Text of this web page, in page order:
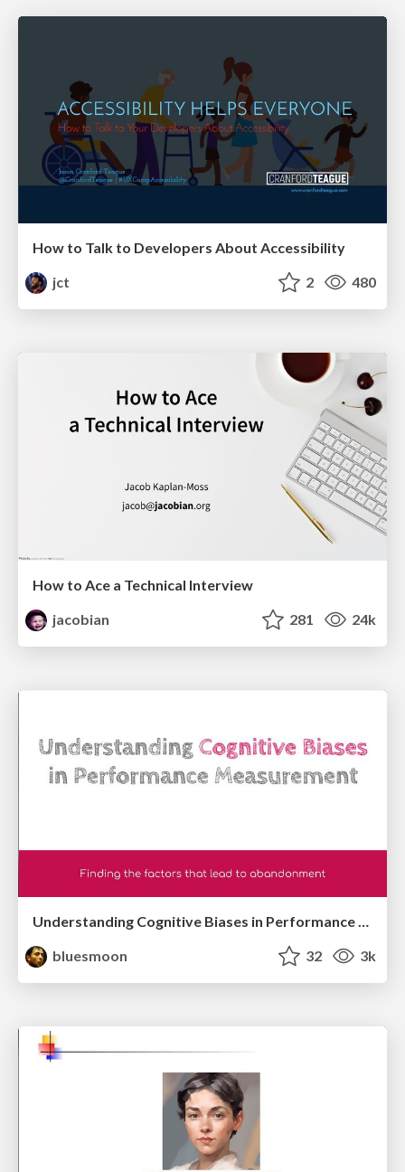
How to Talk to Developers About Accessibility
jct
2 480
How to Ace a Technical Interview
jacobian
281 24k
Understanding Cognitive Biases in Performance Measurement
bluesmoon
32 3k